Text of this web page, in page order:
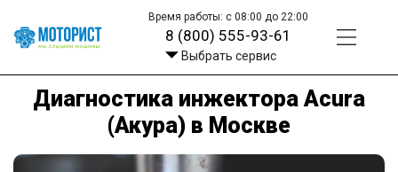
Время работы: с 08:00 до 22:00
8 (800) 555-93-61
Выбрать сервис
Диагностика инжектора Acura
(Акура) в Москве